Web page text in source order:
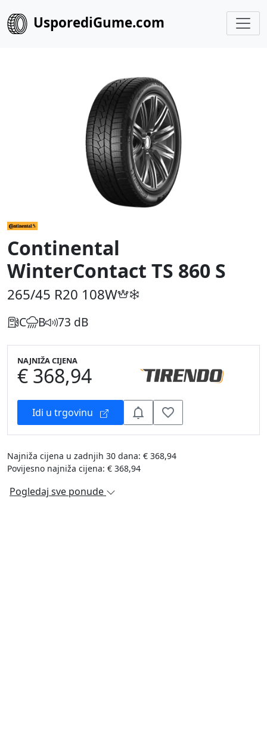
UsporediGume.com
Continental
WinterContact TS 860 S
265/45 R20 108W
C B 73 dB
NAJNIŽA CIJENA
€ 368,94
Idi u trgovinu
Najniža cijena u zadnjih 30 dana: € 368,94
Povijesno najniža cijena: € 368,94
Pogledaj sve ponude